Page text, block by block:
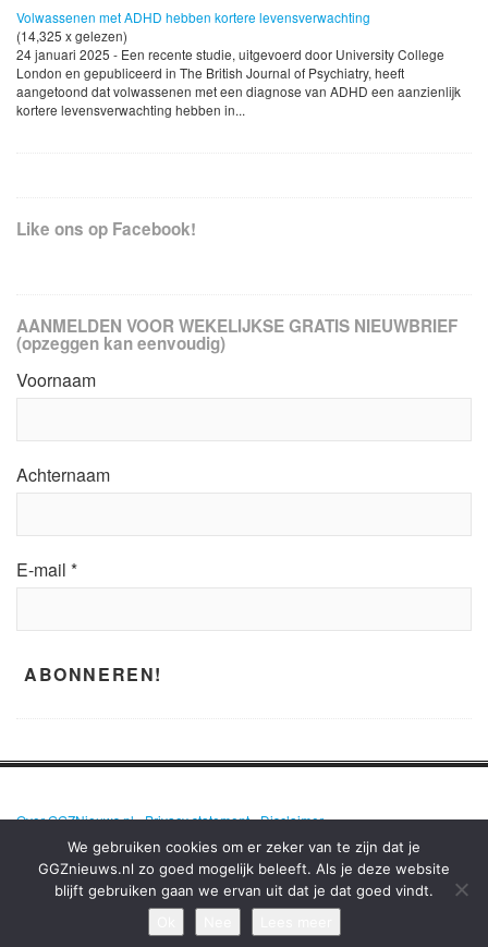
Volwassenen met ADHD hebben kortere levensverwachting
(14,325 x gelezen)
24 januari 2025 - Een recente studie, uitgevoerd door University College
London en gepubliceerd in The British Journal of Psychiatry, heeft
aangetoond dat volwassenen met een diagnose van ADHD een aanzienlijk
kortere levensverwachting hebben in...
Like ons op Facebook!
AANMELDEN VOOR WEKELIJKSE GRATIS NIEUWBRIEF
(opzeggen kan eenvoudig)
Voornaam
Achternaam
E-mail *
Over GGZNieuws.nl•Privacy statement•Disclaimer
GGZNIEUWS.NL – ELKE DAG HET NIEUWS OVER MENTALE GEZONDHEID
EN DE GGZ OP EEN RIJ!
We gebruiken cookies om er zeker van te zijn dat je
GGZnieuws.nl zo goed mogelijk beleeft. Als je deze website
blijft gebruiken gaan we ervan uit dat je dat goed vindt.